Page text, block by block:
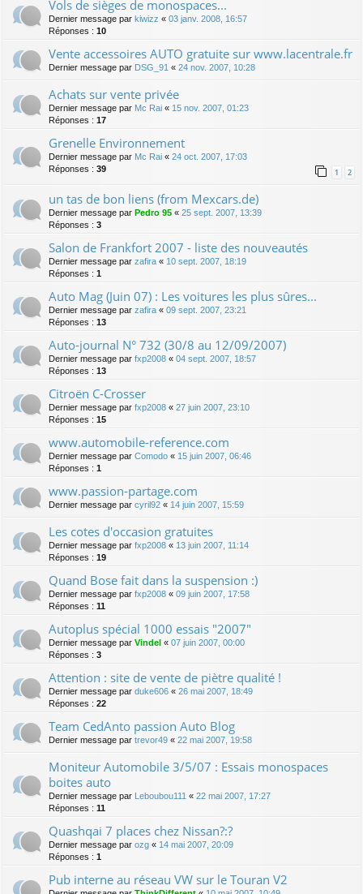
Vols de sièges de monospaces...
Dernier message par kiwizz « 03 janv. 2008, 16:57
Réponses : 10
Vente accessoires AUTO gratuite sur www.lacentrale.fr
Dernier message par DSG_91 « 24 nov. 2007, 10:28
Achats sur vente privée
Dernier message par Mc Rai « 15 nov. 2007, 01:23
Réponses : 17
Grenelle Environnement
Dernier message par Mc Rai « 24 oct. 2007, 17:03
Réponses : 39 1 2
un tas de bon liens (from Mexcars.de)
Dernier message par Pedro 95 « 25 sept. 2007, 13:39
Réponses : 3
Salon de Frankfort 2007 - liste des nouveautés
Dernier message par zafira « 10 sept. 2007, 18:19
Réponses : 1
Auto Mag (Juin 07) : Les voitures les plus sûres...
Dernier message par zafira « 09 sept. 2007, 23:21
Réponses : 13
Auto-journal N° 732 (30/8 au 12/09/2007)
Dernier message par fxp2008 « 04 sept. 2007, 18:57
Réponses : 13
Citroën C-Crosser
Dernier message par fxp2008 « 27 juin 2007, 23:10
Réponses : 15
www.automobile-reference.com
Dernier message par Comodo « 15 juin 2007, 06:46
Réponses : 1
www.passion-partage.com
Dernier message par cyril92 « 14 juin 2007, 15:59
Les cotes d'occasion gratuites
Dernier message par fxp2008 « 13 juin 2007, 11:14
Réponses : 19
Quand Bose fait dans la suspension :)
Dernier message par fxp2008 « 09 juin 2007, 17:58
Réponses : 11
Autoplus spécial 1000 essais "2007"
Dernier message par Vindel « 07 juin 2007, 00:00
Réponses : 3
Attention : site de vente de piètre qualité !
Dernier message par duke606 « 26 mai 2007, 18:49
Réponses : 22
Team CedAnto passion Auto Blog
Dernier message par trevor49 « 22 mai 2007, 19:58
Moniteur Automobile 3/5/07 : Essais monospaces
boites auto
Dernier message par Leboubou111 « 22 mai 2007, 17:27
Réponses : 11
Quashqai 7 places chez Nissan?:?
Dernier message par ozg « 14 mai 2007, 20:09
Réponses : 1
Pub interne au réseau VW sur le Touran V2